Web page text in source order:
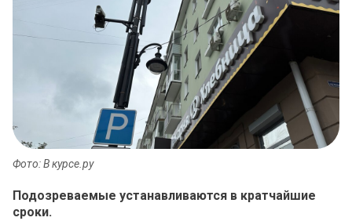
Фото: В курсе.ру
Подозреваемые устанавливаются в кратчайшие
сроки.